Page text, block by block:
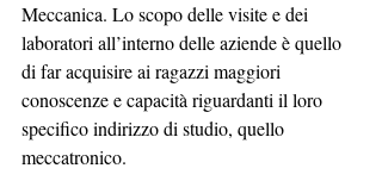
Meccanica. Lo scopo delle visite e dei
laboratori all’interno delle aziende è quello
di far acquisire ai ragazzi maggiori
conoscenze e capacità riguardanti il loro
specifico indirizzo di studio, quello
meccatronico.